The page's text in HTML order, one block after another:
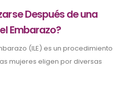
Después de una
Embarazo?
(ILE) es un procedimiento
mujeres eligen por diversas